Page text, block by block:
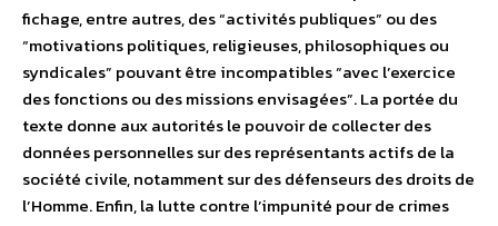
fichage, entre autres, des “activités publiques” ou des
“motivations politiques, religieuses, philosophiques ou
syndicales” pouvant être incompatibles “avec l’exercice
des fonctions ou des missions envisagées”. La portée du
texte donne aux autorités le pouvoir de collecter des
données personnelles sur des représentants actifs de la
société civile, notamment sur des défenseurs des droits de
l’Homme. Enfin, la lutte contre l’impunité pour de crimes